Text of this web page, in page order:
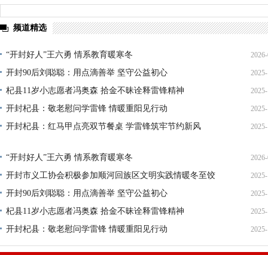
频道精选
“开封好人”王六勇 情系教育暖寒冬
开封90后刘聪聪：用点滴善举 坚守公益初心
杞县11岁小志愿者冯奥森 拾金不昧诠释雷锋精神
开封杞县：敬老慰问学雷锋 情暖重阳见行动
开封杞县：红马甲点亮双节餐桌 学雷锋筑牢节约新风
“开封好人”王六勇 情系教育暖寒冬
开封市义工协会积极参加顺河回族区文明实践情暖冬至饺
开封90后刘聪聪：用点滴善举 坚守公益初心
杞县11岁小志愿者冯奥森 拾金不昧诠释雷锋精神
开封杞县：敬老慰问学雷锋 情暖重阳见行动